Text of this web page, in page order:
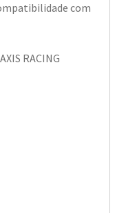
com
RACING